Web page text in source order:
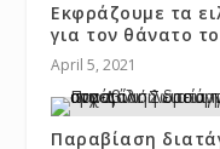
Εκφράζουμε τα
για τον θάνατο
April 5, 2021
Παραβίαση